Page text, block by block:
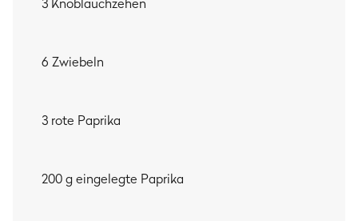
6 Zwiebeln
3 rote Paprika
200 g eingelegte Paprika